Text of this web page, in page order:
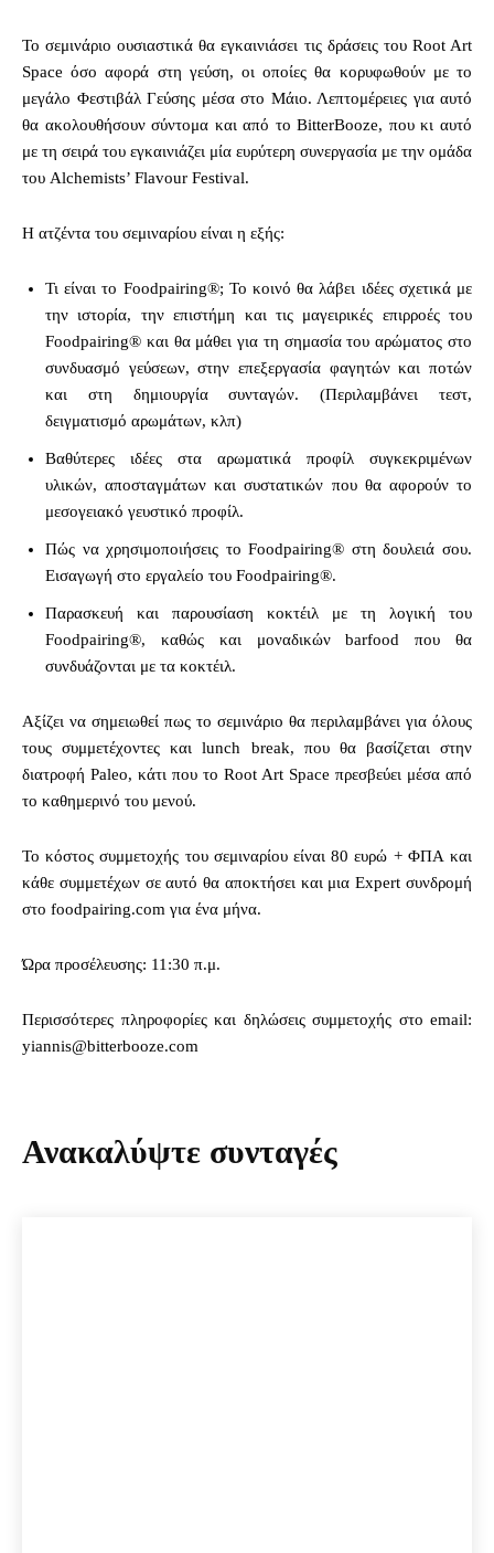
Το σεμινάριο ουσιαστικά θα εγκαινιάσει τις δράσεις του Root Art
Space όσο αφορά στη γεύση, οι οποίες θα κορυφωθούν με το
μεγάλο Φεστιβάλ Γεύσης μέσα στο Μάιο. Λεπτομέρειες για αυτό
θα ακολουθήσουν σύντομα και από το BitterBooze, που κι αυτό
με τη σειρά του εγκαινιάζει μία ευρύτερη συνεργασία με την ομάδα
του Alchemists’ Flavour Festival.
H ατζέντα του σεμιναρίου είναι η εξής:
Τι είναι το Foodpairing®; Το κοινό θα λάβει ιδέες σχετικά με
την ιστορία, την επιστήμη και τις μαγειρικές επιρροές του
Foodpairing® και θα μάθει για τη σημασία του αρώματος στο
συνδυασμό γεύσεων, στην επεξεργασία φαγητών και ποτών
και στη δημιουργία συνταγών. (Περιλαμβάνει τεστ,
δειγματισμό αρωμάτων, κλπ)
Βαθύτερες ιδέες στα αρωματικά προφίλ συγκεκριμένων
υλικών, αποσταγμάτων και συστατικών που θα αφορούν το
μεσογειακό γευστικό προφίλ.
Πώς να χρησιμοποιήσεις το Foodpairing® στη δουλειά σου.
Εισαγωγή στο εργαλείο του Foodpairing®.
Παρασκευή και παρουσίαση κοκτέιλ με τη λογική του
Foodpairing®, καθώς και μοναδικών barfood που θα
συνδυάζονται με τα κοκτέιλ.
Αξίζει να σημειωθεί πως το σεμινάριο θα περιλαμβάνει για όλους
τους συμμετέχοντες και lunch break, που θα βασίζεται στην
διατροφή Paleo, κάτι που το Root Art Space πρεσβεύει μέσα από
το καθημερινό του μενού.
Το κόστος συμμετοχής του σεμιναρίου είναι 80 ευρώ + ΦΠΑ και
κάθε συμμετέχων σε αυτό θα αποκτήσει και μια Expert συνδρομή
στο foodpairing.com για ένα μήνα.
Ώρα προσέλευσης: 11:30 π.μ.
Περισσότερες πληροφορίες και δηλώσεις συμμετοχής στο email:
yiannis@bitterbooze.com
Ανακαλύψτε συνταγές